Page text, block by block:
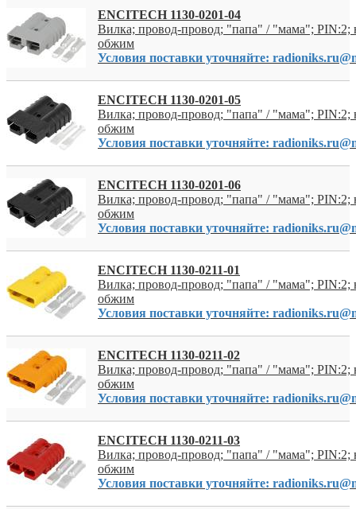
ENCITECH 1130-0201-04
Вилка; провод-провод; "папа" / "мама"; PIN:2;
обжим
Условия поставки уточняйте:
ENCITECH 1130-0201-05
Вилка; провод-провод; "папа" / "мама"; PIN:2;
обжим
Условия поставки уточняйте:
ENCITECH 1130-0201-06
Вилка; провод-провод; "папа" / "мама"; PIN:2;
обжим
Условия поставки уточняйте:
ENCITECH 1130-0211-01
Вилка; провод-провод; "папа" / "мама"; PIN:2;
обжим
Условия поставки уточняйте:
ENCITECH 1130-0211-02
Вилка; провод-провод; "папа" / "мама"; PIN:2;
обжим
Условия поставки уточняйте:
ENCITECH 1130-0211-03
Вилка; провод-провод; "папа" / "мама"; PIN:2;
обжим
Условия поставки уточняйте: